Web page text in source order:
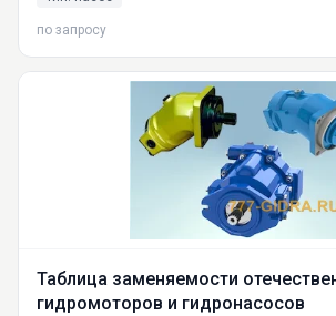
по запросу
Таблица заменяемости
гидромоторов и гидронасосов